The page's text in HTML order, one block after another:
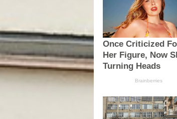
Once Criticized
Her Figure, Now
Turning Heads
Brainberries